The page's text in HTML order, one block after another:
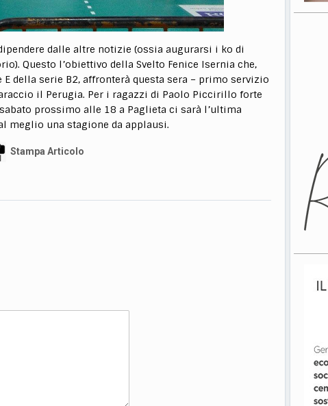
dalle altre notizie (ossia augurarsi i ko di
Questo l’obiettivo della Svelto Fenice Isernia che,
della serie B2, affronterà questa sera – primo servizio
il Perugia. Per i ragazzi di Paolo Piccirillo forte
prossimo alle 18 a Paglieta ci sarà l’ultima
meglio una stagione da applausi.
Stampa Articolo